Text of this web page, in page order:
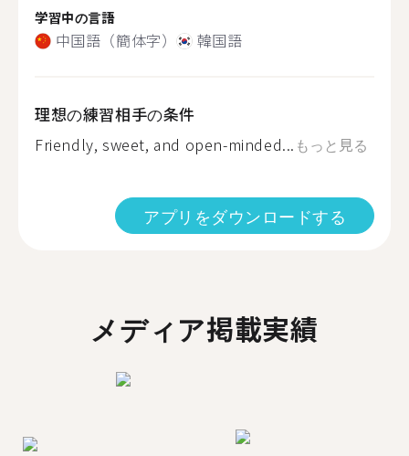
学習中の言語
中国語（簡体字） 韓国語
理想の練習相手の条件
Friendly, sweet, and open-minded... もっと見る
アプリをダウンロードする
メディア掲載実績